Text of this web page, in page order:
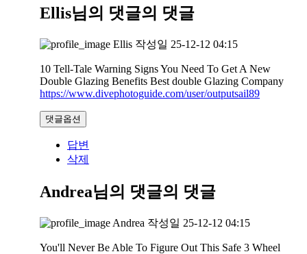
Ellis님의 댓글의 댓글
Ellis 작성일 25-12-12 04:15
10 Tell-Tale Warning Signs You Need To Get A New
Double Glazing Benefits Best double Glazing Company
https://www.divephotoguide.com/user/outputsail89
댓글옵션
답변
삭제
Andrea님의 댓글의 댓글
Andrea 작성일 25-12-12 04:15
You'll Never Be Able To Figure Out This Safe 3 Wheel